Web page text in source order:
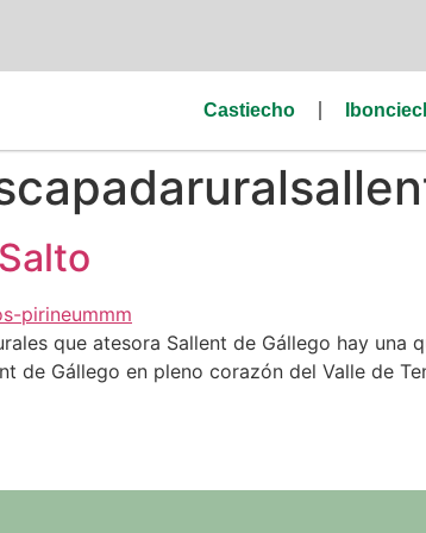
Castiecho
que atesora Sallent de Gállego hay
de Gállego en pleno corazón del Valle de